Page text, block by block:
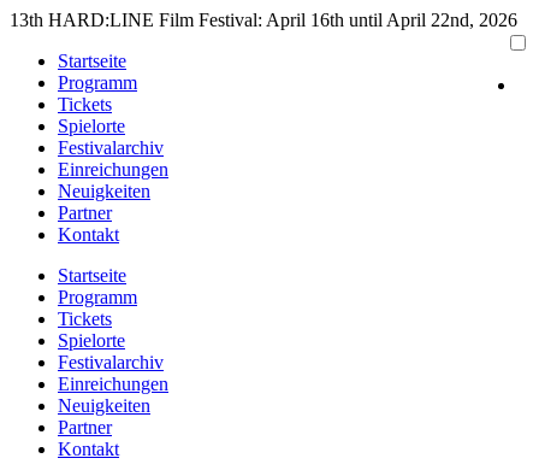
Zum
springen
13th HARD:LINE Film Festival: April 16th until April 22nd, 2026
Startseite
Programm
Tickets
Spielorte
Festivalarchiv
Einreichungen
Neuigkeiten
Partner
Kontakt
Startseite
Programm
Tickets
Spielorte
Festivalarchiv
Einreichungen
Neuigkeiten
Partner
Kontakt